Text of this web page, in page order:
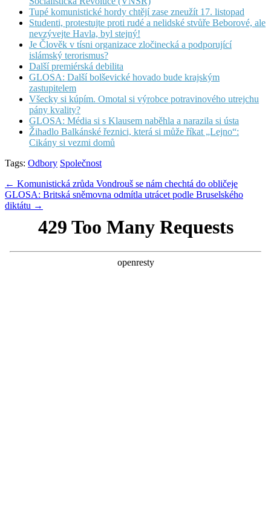
Tupé komunistické hordy chtějí zase zneužít 17. listopad
Studenti, protestujte proti rudé a nelidské stvůře Beborové, ale
nevzývejte Havla, byl stejný!
Je Člověk v tísni organizace zločinecká a podporující
islámský terorismus?
Další premiérská debilita
GLOSA: Další bolševické hovado bude krajským
zastupitelem
Všecky si kúpím. Omotal si výrobce potravinového utrejchu
pány kvality?
GLOSA: Média si s Klausem naběhla a narazila si ústa
Žihadlo Balkánské řeznici, která si může říkat „Lejno“:
Cikány si vezmi domů
Tags: Odbory Společnost
Post
navigation
← Komunistická zrůda Vondrouš se nám chechtá do obličeje
GLOSA: Britská sněmovna odmítla utrácet podle Bruselského
diktátu →